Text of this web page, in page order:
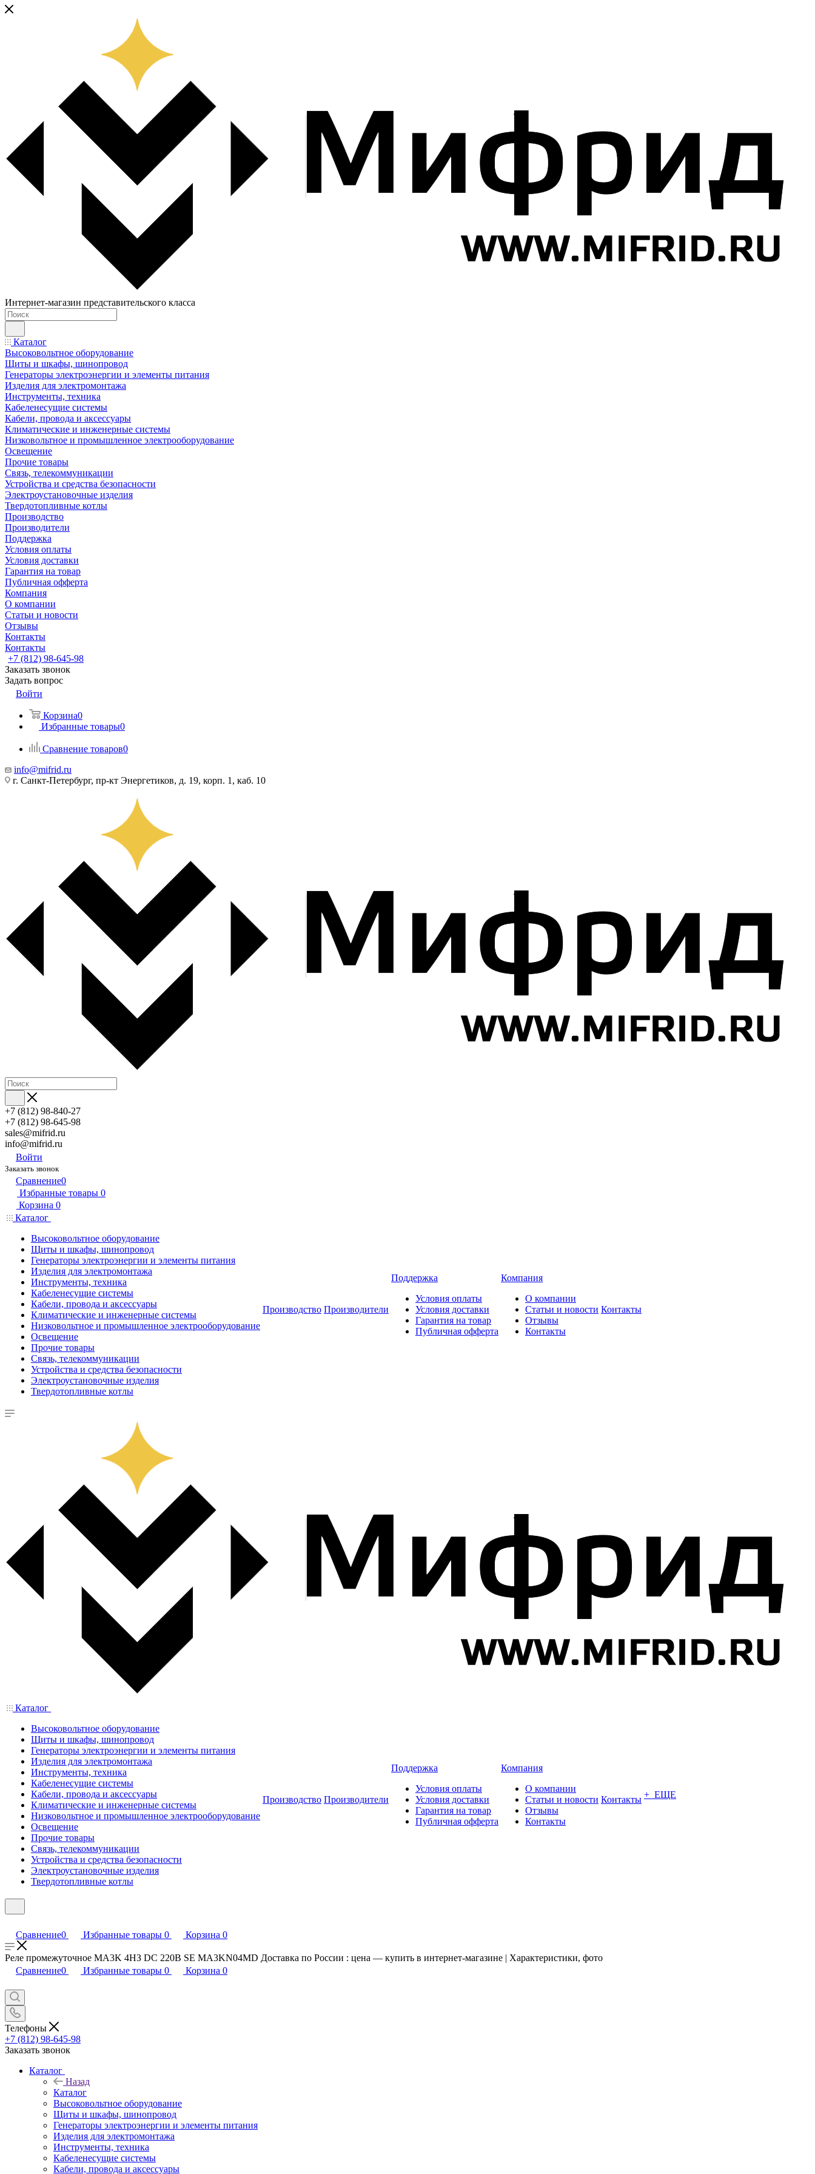
Интернет-магазин представительского класса
Каталог
Высоковольтное оборудование
Щиты и шкафы, шинопровод
Генераторы электроэнергии и элементы питания
Изделия для электромонтажа
Инструменты, техника
Кабеленесущие системы
Кабели, провода и аксессуары
Климатические и инженерные системы
Низковольтное и промышленное электрооборудование
Освещение
Прочие товары
Связь, телекоммуникации
Устройства и средства безопасности
Электроустановочные изделия
Твердотопливные котлы
Производство
Производители
Поддержка
Условия оплаты
Условия доставки
Гарантия на товар
Публичная офферта
Компания
О компании
Статьи и новости
Отзывы
Контакты
Контакты
+7 (812) 98-645-98
Заказать звонок
Задать вопрос
Войти
Корзина0
Избранные товары0
Сравнение товаров0
info@mifrid.ru
г. Санкт-Петербург, пр-кт Энергетиков, д. 19, корп. 1, каб. 10
+7 (812) 98-840-27
+7 (812) 98-645-98
sales@mifrid.ru
info@mifrid.ru
Войти
Заказать звонок
Сравнение0
Избранные товары 0
Корзина 0
Каталог
Высоковольтное оборудование
Щиты и шкафы, шинопровод
Генераторы электроэнергии и элементы питания
Изделия для электромонтажа
Инструменты, техника
Кабеленесущие системы
Кабели, провода и аксессуары
Климатические и инженерные системы
Низковольтное и промышленное электрооборудование
Освещение
Прочие товары
Связь, телекоммуникации
Устройства и средства безопасности
Электроустановочные изделия
Твердотопливные котлы
Производство Производители
Поддержка
Условия оплаты
Условия доставки
Гарантия на товар
Публичная офферта
Компания
О компании
Статьи и новости
Отзывы
Контакты
Контакты
Каталог
Высоковольтное оборудование
Щиты и шкафы, шинопровод
Генераторы электроэнергии и элементы питания
Изделия для электромонтажа
Инструменты, техника
Кабеленесущие системы
Кабели, провода и аксессуары
Климатические и инженерные системы
Низковольтное и промышленное электрооборудование
Освещение
Прочие товары
Связь, телекоммуникации
Устройства и средства безопасности
Электроустановочные изделия
Твердотопливные котлы
Производство Производители
Поддержка
Условия оплаты
Условия доставки
Гарантия на товар
Публичная офферта
Компания
О компании
Статьи и новости
Отзывы
Контакты
Контакты + ЕЩЕ
Сравнение0 Избранные товары 0 Корзина 0
Реле промежуточное MA3K 4НЗ DC 220В SE MA3KN04MD Доставка по России : цена — купить в интернет-магазине | Характеристики, фото
Сравнение0 Избранные товары 0 Корзина 0
Телефоны
+7 (812) 98-645-98
Заказать звонок
Каталог
Назад
Каталог
Высоковольтное оборудование
Щиты и шкафы, шинопровод
Генераторы электроэнергии и элементы питания
Изделия для электромонтажа
Инструменты, техника
Кабеленесущие системы
Кабели, провода и аксессуары